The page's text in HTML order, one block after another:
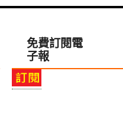
免費訂閱電
子報